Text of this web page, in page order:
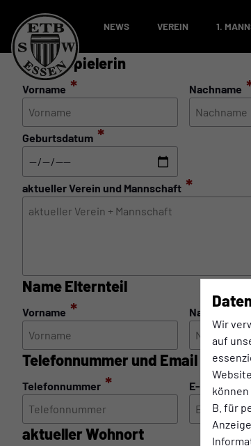
Wir
auf
können
B. für
NEWS VEREIN 1.
Name Spielerin
Vorname * Nachname
Geburtsdatum *
aktueller Verein und Mannschaft *
Name Elternteil
Vorname * Nachname
Telefonnummer und Email
Telefonnummer * E-
aktueller Wohnort